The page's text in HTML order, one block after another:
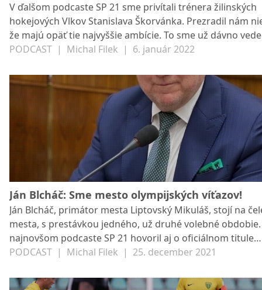
víťaz druhej ligy nepostúpi priamo do extraligy
V ďalšom podcaste SP 21 sme privítali trénera žilinských
hokejových Vlkov Stanislava Škorvánka. Prezradil nám
že majú opäť tie najvyššie ambície. To sme už dávno
Hovorili sme však aj o tom, či by mal víťaz druhej ligy
minuloročnom finále, a ako ovplyvní klub neúčasť
tribúnach a detí na športoviskách. FOTO: Vlci Žilina/Daniel
Stehlík
PODCAST | Michal Filek | 6. január 2022
Ján Blcháč: Sme mesto olympijských víťazov!
Ján Blcháč, primátor mesta Liptovský Mikuláš, stojí na
mesta, s prestávkou jedného, už druhé volebné obdobie.
najnovšom podcaste SP 21 hovoril aj o oficiálnom titule
Slovenského olympijského a športového výboru - Mesto
PODCAST | Michal Filek | 25. december 2021